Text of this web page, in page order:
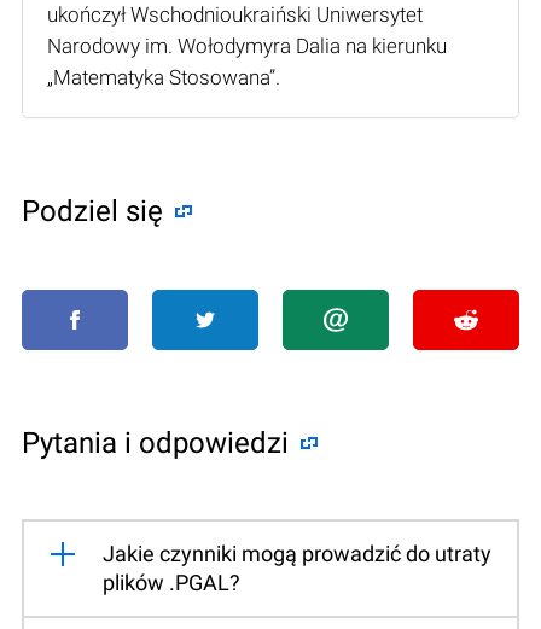
ukończył Wschodnioukraiński Uniwersytet
Narodowy im. Wołodymyra Dalia na kierunku
„Matematyka Stosowana”.
Podziel się
Pytania i odpowiedzi
Jakie czynniki mogą prowadzić do utraty
plików .PGAL?